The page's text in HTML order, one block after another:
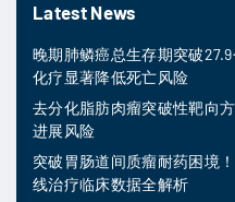
Latest News
晚期肺鳞癌总生存期突破
化疗显著降低死亡风险
去分化脂肪肉瘤突破性靶向
进展风险
突破胃肠道间质瘤耐药困境
线治疗临床数据全解析